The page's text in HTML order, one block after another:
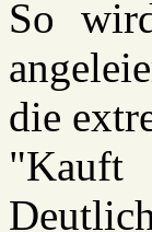
So
die
"Kauft